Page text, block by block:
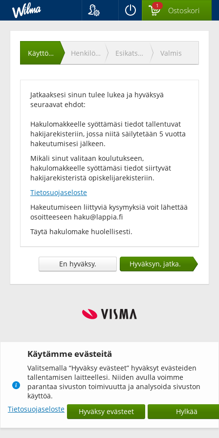
Svenska
English
1 Ostoskori
Käyttöehtojen
hyväksyminen
Käyttöehdot Henkilötiedot Esikatselu Valmis
Jatkaaksesi sinun tulee lukea ja hyväksyä
seuraavat ehdot:
Hakulomakkeelle syöttämäsi tiedot tallentuvat
hakijarekisteriin, jossa niitä säilytetään 5 vuotta
hakeutumisesi jälkeen.
Mikäli sinut valitaan koulutukseen,
hakulomakkeelle syöttämäsi tiedot siirtyvät
hakijarekisteristä opiskelijarekisteriin.
Tietosuojaseloste
Hakeutumiseen liittyviä kysymyksiä voit lähettää
osoitteeseen haku@lappia.fi
Täytä hakulomake huolellisesti.
En hyväksy. Hyväksyn, jatka.
Käytämme evästeitä
Valitsemalla “Hyväksy evästeet” hyväksyt evästeiden
tallentamisen laitteellesi. Niiden avulla voimme
parantaa sivuston toimivuutta ja analysoida sivuston
käyttöä.
Tietosuojaseloste
Hyväksy evästeet Hylkää